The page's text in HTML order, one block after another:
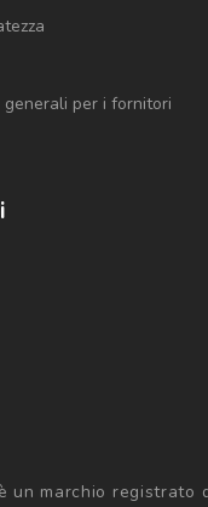
generali per i fornitori
un marchio registrato